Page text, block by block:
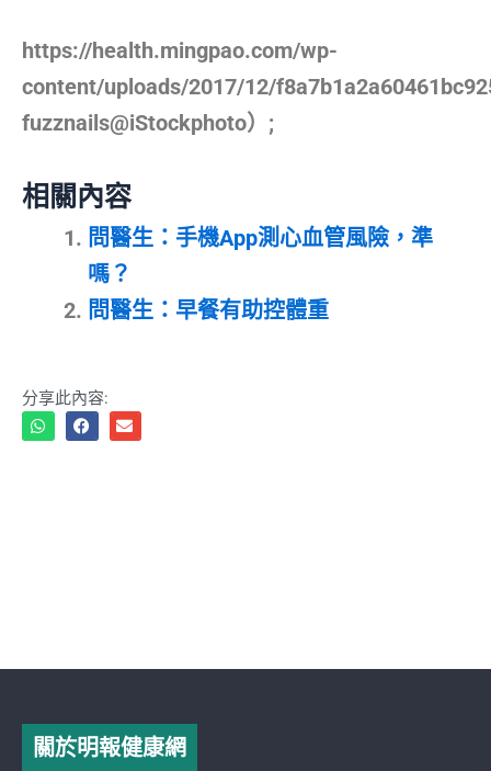
https://health.mingpao.com/wp-
content/uploads/2017/12/
fuzznails@iStockphoto）;
相關內容
問醫生：手機App測心血管風險，準
嗎？
問醫生：早餐有助控體重
分享此內容:
關於明報健康網